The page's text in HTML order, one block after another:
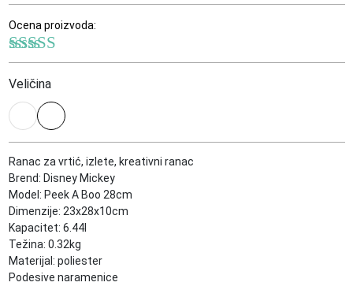
Ocena proizvoda:
Ocenjeno sa
5.00od 5
Veličina
Ranac za vrtić, izlete, kreativni ranac
Brend: Disney Mickey
Model: Peek A Boo 28cm
Dimenzije: 23x28x10cm
Kapacitet: 6.44l
Težina: 0.32kg
Materijal: poliester
Podesive naramenice